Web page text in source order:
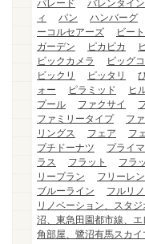
パレード
バレンタイン
ィ
パン ハンバーグ
ーコルセアーズ
ビー
ガーデン
ピカピカ
ビックカメラ
ビッグ
ビックリ
ピッタリ
ォー
ピラミッド
ヒ
プール
ファクサイ
ファミリータイプ
フ
リングス
フェア
フ
プチドーナツ
プライ
ラス
フラット フラ
リープラン
フリーレン
ブルーライン
フルリ
リノベーション、スタ
沼、東急田園都市線、エ
角部屋、鷺沼有馬スカイ